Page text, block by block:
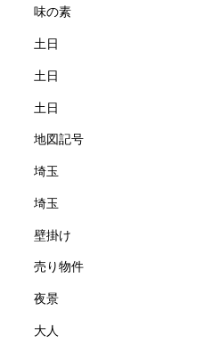
味の素
土日
土日
土日
地図記号
埼玉
埼玉
壁掛け
売り物件
夜景
大人